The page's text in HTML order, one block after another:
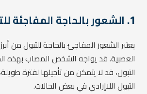
1. الشعور بالحاجة المفاجئة
يعتبر الشعور المفاجئ بالحاجة للتبول من
العصبية. قد يواجه الشخص المصاب بهذه
التبول، قد لا يتمكن من تأجيلها لفترة
التبول اللاإرادي في بعض الحالات.